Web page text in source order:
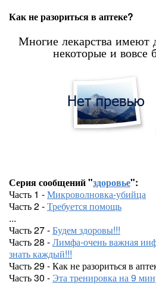
Как не разориться в аптеке?
Многие лекарства имеют
некоторые и вовсе
Серия сообщений "здоровье":
Часть 1 -Микроволновка-убийца
Часть 2 -Требуется помощь
...
Часть 27 -Будем здоровы!!!
Часть 28 -Лимфа-очень важная
знать каждый!!!
Часть 29 - Как не разориться в
Часть 30 - Эта тренировка на 9